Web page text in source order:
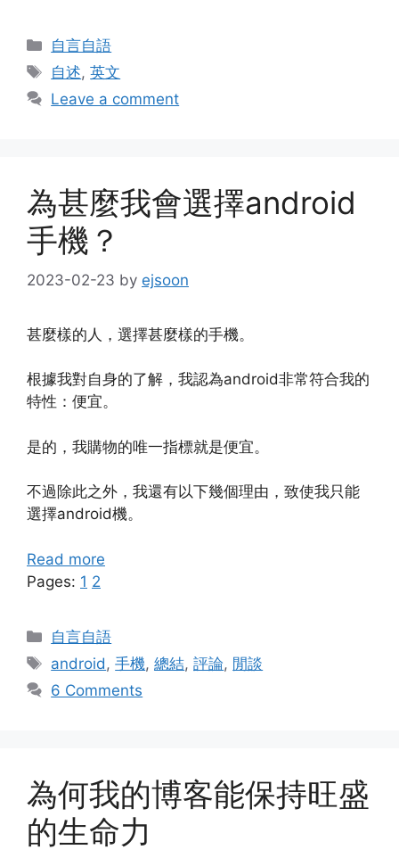
Categories
自言自語
Tags
自述,英文
Leave a comment
為甚麼我會選擇android
手機？
2023-02-23 by ejsoon
甚麼樣的人，選擇甚麼樣的手機。
根據我對自身的了解，我認為android非常符合我的
特性：便宜。
是的，我購物的唯一指標就是便宜。
不過除此之外，我還有以下幾個理由，致使我只能
選擇android機。
Read more
Pages: 1 2
Categories
自言自語
Tags
android ,手機,總結,評論, 閒談
6 Comments
為何我的博客能保持旺盛
的生命力